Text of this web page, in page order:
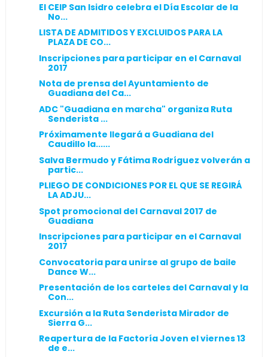
El CEIP San Isidro celebra el Día Escolar de la
No...
LISTA DE ADMITIDOS Y EXCLUIDOS PARA LA
PLAZA DE CO...
Inscripciones para participar en el Carnaval
2017
Nota de prensa del Ayuntamiento de
Guadiana del Ca...
ADC "Guadiana en marcha" organiza Ruta
Senderista ...
Próximamente llegará a Guadiana del
Caudillo la......
Salva Bermudo y Fátima Rodríguez volverán a
partic...
PLIEGO DE CONDICIONES POR EL QUE SE REGIRÁ
LA ADJU...
Spot promocional del Carnaval 2017 de
Guadiana
Inscripciones para participar en el Carnaval
2017
Convocatoria para unirse al grupo de baile
Dance W...
Presentación de los carteles del Carnaval y la
Con...
Excursión a la Ruta Senderista Mirador de
Sierra G...
Reapertura de la Factoría Joven el viernes 13
de e...